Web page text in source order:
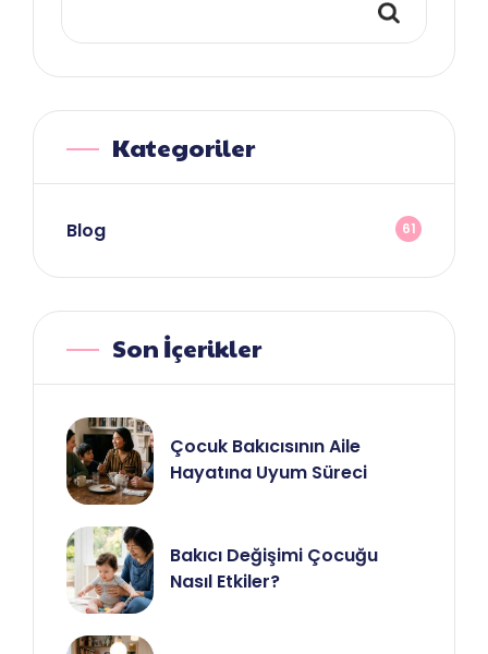
Kategoriler
Blog 61
Son İçerikler
Çocuk Bakıcısının Aile
Hayatına Uyum Süreci
Bakıcı Değişimi Çocuğu
Nasıl Etkiler?